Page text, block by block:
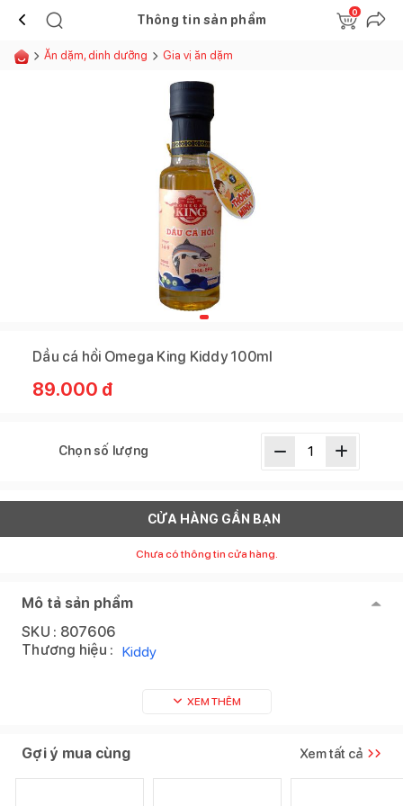
Thông tin sản phẩm
0
Ăn dặm, dinh dưỡng Gia vị ăn dặm
Dầu cá hồi Omega King Kiddy 100ml
89.000 đ
Chọn số lượng
CỬA HÀNG GẦN BẠN
Chưa có thông tin cửa hàng.
Mô tả sản phẩm
SKU : 807606
Thương hiệu : Kiddy
XEM THÊM
Gợi ý mua cùng Xem tất cả